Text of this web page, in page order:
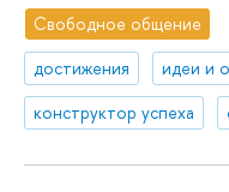
Свободное общение
достижения
идеи и
конструктор успеха